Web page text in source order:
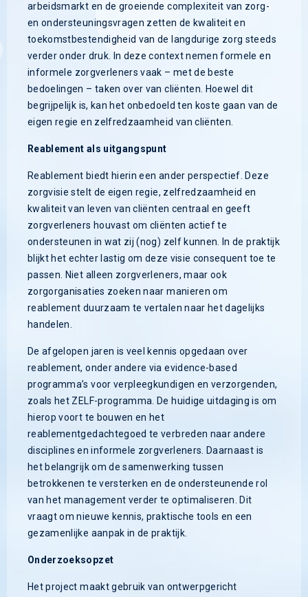
arbeidsmarkt en de groeiende complexiteit van zorg-
en ondersteuningsvragen zetten de kwaliteit en
toekomstbestendigheid van de langdurige zorg steeds
verder onder druk. In deze context nemen formele en
informele zorgverleners vaak – met de beste
bedoelingen – taken over van cliënten. Hoewel dit
begrijpelijk is, kan het onbedoeld ten koste gaan van de
eigen regie en zelfredzaamheid van cliënten.
Reablement als uitgangspunt
Reablement biedt hierin een ander perspectief. Deze
zorgvisie stelt de eigen regie, zelfredzaamheid en
kwaliteit van leven van cliënten centraal en geeft
zorgverleners houvast om cliënten actief te
ondersteunen in wat zij (nog) zelf kunnen. In de praktijk
blijkt het echter lastig om deze visie consequent toe te
passen. Niet alleen zorgverleners, maar ook
zorgorganisaties zoeken naar manieren om
reablement duurzaam te vertalen naar het dagelijks
handelen.
De afgelopen jaren is veel kennis opgedaan over
reablement, onder andere via evidence-based
programma’s voor verpleegkundigen en verzorgenden,
zoals het ZELF-programma. De huidige uitdaging is om
hierop voort te bouwen en het
reablementgedachtegoed te verbreden naar andere
disciplines en informele zorgverleners. Daarnaast is
het belangrijk om de samenwerking tussen
betrokkenen te versterken en de ondersteunende rol
van het management verder te optimaliseren. Dit
vraagt om nieuwe kennis, praktische tools en een
gezamenlijke aanpak in de praktijk.
Onderzoeksopzet
Het project maakt gebruik van ontwerpgericht